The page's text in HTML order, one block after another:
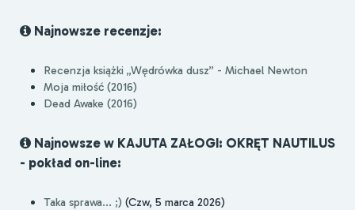
Najnowsze recenzje:
Recenzja książki „Wędrówka dusz” - Michael Newton
Moja miłość (2016)
Dead Awake (2016)
Najnowsze w KAJUTA ZAŁOGI: OKRĘT NAUTILUS
- pokład on-line:
Taka sprawa... ;) (Czw, 5 marca 2026)